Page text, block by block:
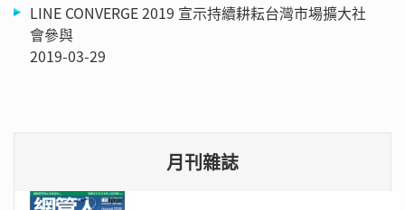
LINE CONVERGE 2019 宣示持續耕耘台灣市場擴大社
會參與
2019-03-29
月刊雜誌